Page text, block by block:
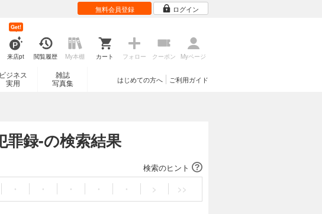
無料会員登録 ログイン
来店pt
Get!
閲覧履歴 My本棚 カート フォロー クーポン Myページ
ビジネス
実用
雑誌
写真集
ご利用ガイド
はじめての方へ
罪録-の検索結果
検索のヒント
・ ・ ・ ・ ・ > >>